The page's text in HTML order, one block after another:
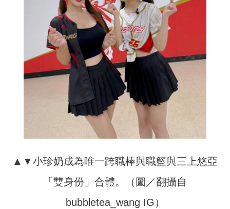
▲▼小珍奶成為唯一跨職棒與職籃與三上悠亞
「雙身份」合體。（圖／翻攝自
bubbletea_wang IG）